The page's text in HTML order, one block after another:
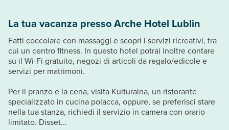
La tua vacanza presso Arche Hotel Lublin
Fatti coccolare con massaggi e scopri i servizi ricreativi, tra
cui un centro fitness. In questo hotel potrai inoltre contare
su il Wi-Fi gratuito, negozi di articoli da regalo/edicole e
servizi per matrimoni.
Per il pranzo e la cena, visita Kulturalna, un ristorante
specializzato in cucina polacca, oppure, se preferisci stare
nella tua stanza, richiedi il servizio in camera con orario
limitato. Disset...